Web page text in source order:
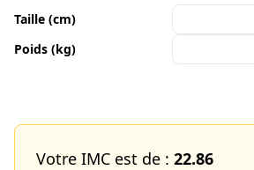
Taille (cm)
Poids (kg)
Votre IMC est de : 22.86